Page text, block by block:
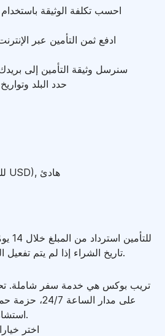
احسب تكلفة الوثيقة باستخدام
ادفع ثمن التأمين عبر
سنرسل وثيقة التأمين إلى
حدد البلد
USD), هادئ
تاريخ الشراء إذا لم يتم تفعيل الوثيقة. لا توجد أسئلة أخرى.
تريب بوكس هي خدمة سفر شاملة.
على مدار
استشارات من خبراء، وأدلة سفر.
اختر